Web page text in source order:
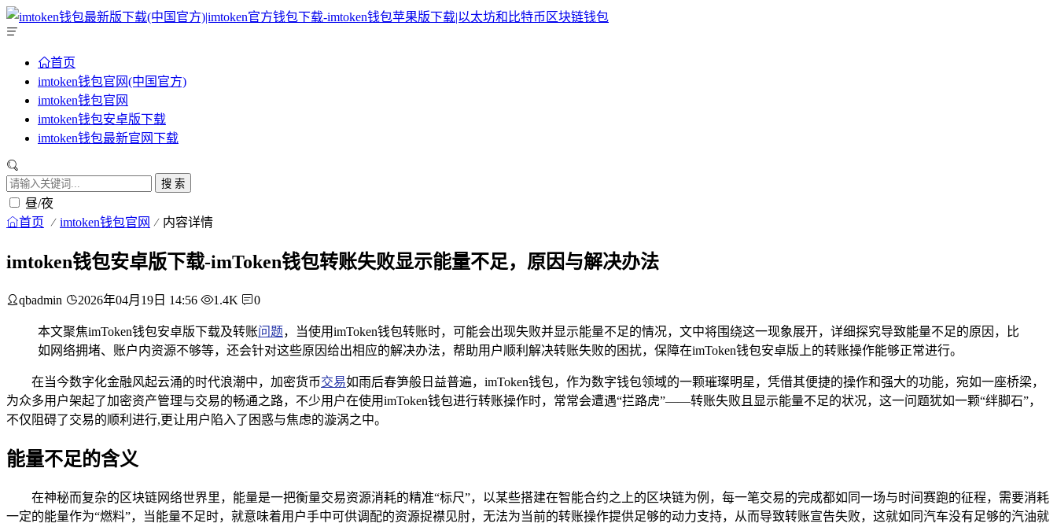
首页
imtoken钱包官网(中国官方)
imtoken钱包官网
imtoken钱包安卓版下载
imtoken钱包最新官网下载
搜 索
昼/夜
首页 imtoken钱包官网 内容详情
imtoken钱包安卓版下载-imToken钱包转账失败显示能量不足，原因与解决办法
qbadmin 2026年04月19日 14:56 1.4K 0
本文聚焦imToken钱包安卓版下载及转账问题，当使用imToken钱包转账时，可能会出现失败并显示能量不足的情况，文中将围绕这一现象展开，详细探究导致能量不足的原因，比
如网络拥堵、账户内资源不够等，还会针对这些原因给出相应的解决办法，帮助用户顺利解决转账失败的困扰，保障在imToken钱包安卓版上的转账操作能够正常进行。
在当今数字化金融风起云涌的时代浪潮中，加密货币交易如雨后春笋般日益普遍，imToken钱包，作为数字钱包领域的一颗璀璨明星，凭借其便捷的操作和强大的功能，宛如一座桥梁，
为众多用户架起了加密资产管理与交易的畅通之路，不少用户在使用imToken钱包进行转账操作时，常常会遭遇“拦路虎”——转账失败且显示能量不足的状况，这一问题犹如一颗“绊脚石”，
不仅阻碍了交易的顺利进行,更让用户陷入了困惑与焦虑的漩涡之中。
能量不足的含义
在神秘而复杂的区块链网络世界里，能量是一把衡量交易资源消耗的精准“标尺”，以某些搭建在智能合约之上的区块链为例，每一笔交易的完成都如同一场与时间赛跑的征程，需要消耗
一定的能量作为“燃料”，当能量不足时，就意味着用户手中可供调配的资源捉襟见肘，无法为当前的转账操作提供足够的动力支持，从而导致转账宣告失败，这就如同汽车没有足够的汽油就